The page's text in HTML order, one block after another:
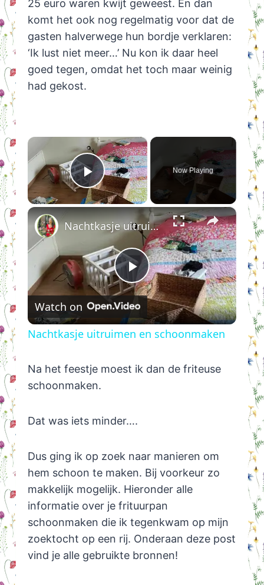
25 euro waren kwijt geweest. En dan
komt het ook nog regelmatig voor dat de
gasten halverwege hun bordje verklaren:
‘Ik lust niet meer…’ Nu kon ik daar heel
goed tegen, omdat het toch maar weinig
had gekost.
×
Play Video
Now Playing
×
Play
Video
Nachtkasje uitruimen en schoonmaken
Watch on
Nachtkasje uitruimen en schoonmaken
Na het feestje moest ik dan de friteuse
schoonmaken.
Dat was iets minder….
Dus ging ik op zoek naar manieren om
hem schoon te maken. Bij voorkeur zo
makkelijk mogelijk. Hieronder alle
informatie over je frituurpan
schoonmaken die ik tegenkwam op mijn
zoektocht op een rij. Onderaan deze post
vind je alle gebruikte bronnen!